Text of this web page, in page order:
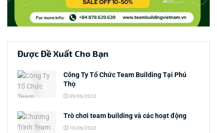
Được Đề Xuất Cho Bạn
Công Ty Tổ Chức Team Building Tại Phú
Thọ
09/06/2022
Trò chơi team building và các hoạt động
10/06/2022